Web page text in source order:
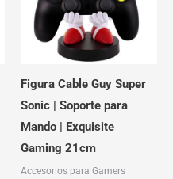
Figura Cable Guy Super
Sonic | Soporte para
Mando | Exquisite
Gaming 21cm
Accesorios para Gamers